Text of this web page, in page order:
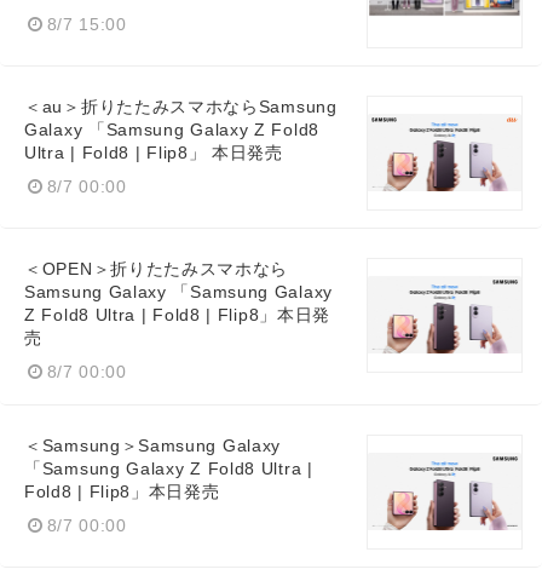
8/7 15:00
＜au＞折りたたみスマホならSamsung
Galaxy 「Samsung Galaxy Z Fold8
Ultra | Fold8 | Flip8」 本日発売
8/7 00:00
＜OPEN＞折りたたみスマホなら
Samsung Galaxy 「Samsung Galaxy
Z Fold8 Ultra | Fold8 | Flip8」本日発
売
8/7 00:00
＜Samsung＞Samsung Galaxy
「Samsung Galaxy Z Fold8 Ultra |
Fold8 | Flip8」本日発売
8/7 00:00